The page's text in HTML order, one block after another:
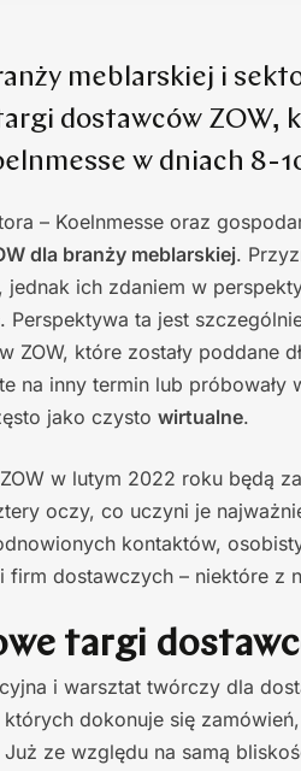
meblarskiej i
dostawców ZOW,
w dniach 8-
– Koelnmesse oraz
dla branży meblarskiej.
, jednak ich zdaniem w
. Perspektywa ta jest
ZOW, które zostały poddane
na inny termin lub
jako czysto wirtualne.
w lutym 2022 roku będą
oczy, co uczyni je
kontaktów,
firm dostawczych – niektóre z
targi
i warsztat twórczy dla
dokonuje się
Już ze względu na samą